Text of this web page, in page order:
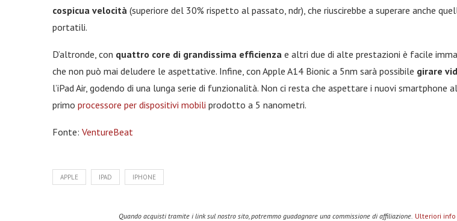
cospicua velocità (superiore del 30% rispetto al passato, ndr), che riuscirebbe a superare anche
portatili.
D’altronde, con quattro core di grandissima efficienza e altri due di alte prestazioni è facile
che non può mai deludere le aspettative. Infine, con Apple A14 Bionic a 5nm sarà possibile girare
l’iPad Air, godendo di una lunga serie di funzionalità. Non ci resta che aspettare i nuovi smartphone
primo processore per dispositivi mobili prodotto a 5 nanometri.
Fonte: VentureBeat
APPLE IPAD IPHONE
Quando acquisti tramite i link sul nostro sito, potremmo guadagnare una commissione di affiliazione. Ulteriori info